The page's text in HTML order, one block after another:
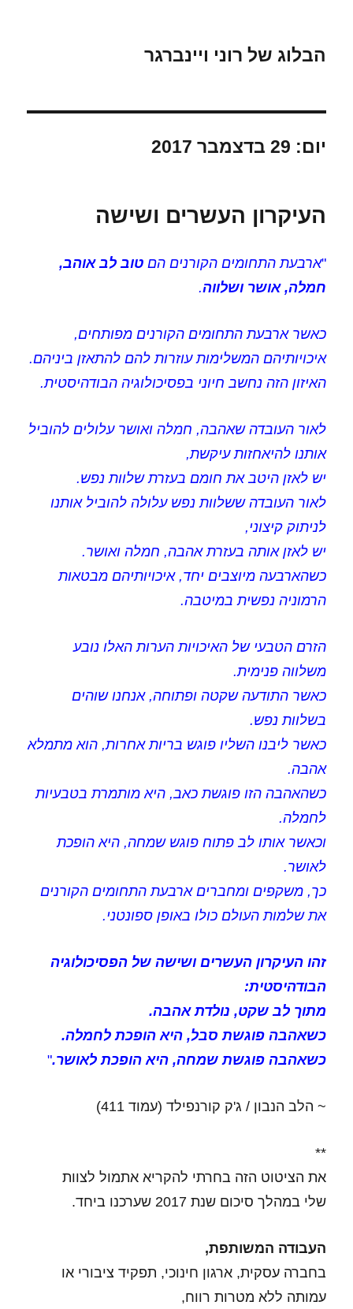
הבלוג של רוני ויינברגר
יום: 29 בדצמבר 2017
העיקרון העשרים ושישה
"ארבעת התחומים הקורנים הםטוב לב אוהב,
חמלה, אושר ושלווה.
כאשר ארבעת התחומים הקורנים מפותחים,
איכויותיהם המשלימות עוזרות להם להתאזן ביניהם.
האיזון הזה נחשב חיוני בפסיכולוגיה הבודהיסטית.
לאור העובדה שאהבה, חמלה ואושר עלולים להוביל
אותנו להיאחזות עיקשת,
יש לאזן היטב את חומם בעזרת שלוות נפש.
לאור העובדה ששלוות נפש עלולה להוביל אותנו
לניתוק קיצוני,
יש לאזן אותה בעזרת אהבה, חמלה ואושר.
כשהארבעה מיוצבים יחד, איכויותיהם מבטאות
הרמוניה נפשית במיטבה.
הזרם הטבעי של האיכויות הערות האלו נובע
משלווה פנימית.
כאשר התודעה שקטה ופתוחה, אנחנו שוהים
בשלוות נפש.
כאשר ליבנו השליו פוגש בריות אחרות, הוא מתמלא
אהבה.
כשהאהבה הזו פוגשת כאב, היא מותמרת בטבעיות
לחמלה.
וכאשר אותו לב פתוח פוגש שמחה, היא הופכת
לאושר.
כך, משקפים ומחברים ארבעת התחומים הקורנים
את שלמות העולם כולו באופן ספונטני.
זהו העיקרון העשרים ושישה של הפסיכולוגיה
הבודהיסטית:
מתוך לב שקט, נולדת אהבה.
כשאהבה פוגשת סבל, היא הופכת לחמלה.
כשאהבה פוגשת שמחה, היא הופכת לאושר."
~ הלב הנבון / ג'ק קורנפילד (עמוד 411)
**
את הציטוט הזה בחרתי להקריא אתמול לצוות
שליבמהלך סיכום שנת 2017 שערכנו ביחד.
העבודה המשותפת,
בחברה עסקית, ארגון חינוכי, תפקיד ציבורי או
עמותה ללא מטרות רווח,